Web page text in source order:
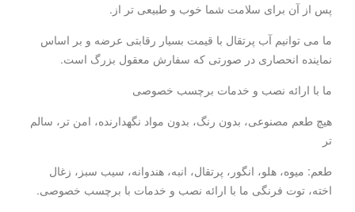
پس از آن برای سلامت شما خوب و طبیعی تر از.
ما می توانیم آب پرتقال با قیمت بسیار رقابتی عرضه و بر اساس
نماینده انحصاری در صورتی که سفارش معقول بزرگ است.
ما با ارائه نصب و خدمات برچسب خصوصی
هیچ طعم مصنوعی، بدون رنگ، بدون مواد نگهدارنده، امن تر، سالم
تر
طعم: میوه، هلو، انگور، پرتقال، انبه، هندوانه، سیب سبز، زغال
اخته، توت فرنگی ما با ارائه نصب و خدمات با برچسب خصوصی.